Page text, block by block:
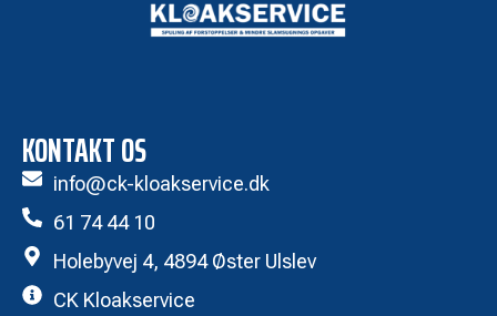
KONTAKT OS
info@ck-kloakservice.dk
61 74 44 10
Holebyvej 4, 4894 Øster Ulslev
CK Kloakservice